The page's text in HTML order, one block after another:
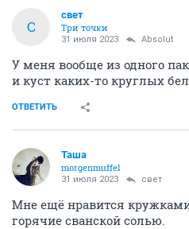
С
свет
Три точки
31 июля 2023 Absolut
У меня вообще из одного
и куст каких-то круглых
ОТВЕТИТЬ
Таша
morgenmuffel
31 июля 2023 свет
Мне ещё нравится
горячие сванской солью.